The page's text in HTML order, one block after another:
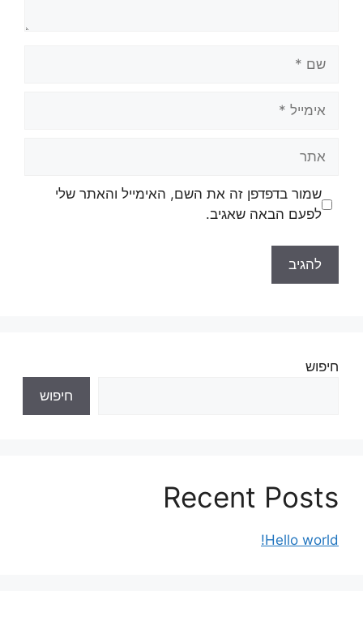
שמור בדפדפן זה את השם, האימייל והאתר שלי
לפעם הבאה שאגיב.
חיפוש
חיפוש
Recent Posts
Hello world!